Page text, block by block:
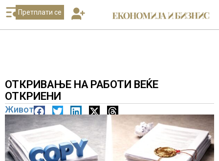
Претплати се
ОТКРИВАЊЕ НА РАБОТИ ВЕЌЕ
ОТКРИЕНИ
Живот